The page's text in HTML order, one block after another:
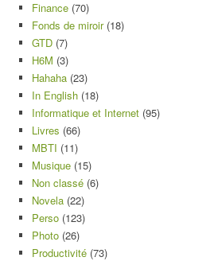
Finance (70)
Fonds de miroir(18)
GTD (7)
H6M (3)
Hahaha (23)
In English (18)
Informatique et Internet (95)
Livres (66)
MBTI (11)
Musique (15)
Non classé (6)
Novela (22)
Perso (123)
Photo (26)
Productivité (73)